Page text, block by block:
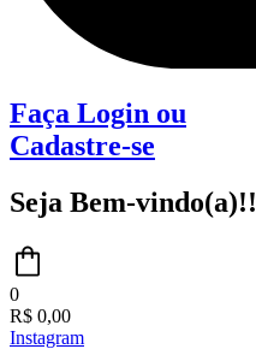
Faça Login ou
Cadastre-se
Seja Bem-vindo(a)!!
0
R$ 0,00
Instagram